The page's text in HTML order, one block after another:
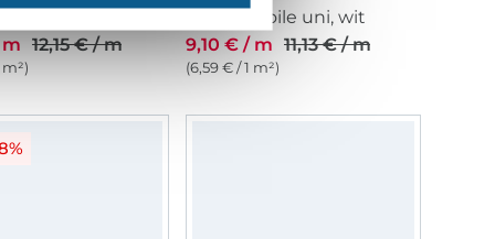
m 12,15 € / m
m²)
Viscose voile uni, wit
9,10 € / m 11,13 € / m
(6,59 € / 1 m²)